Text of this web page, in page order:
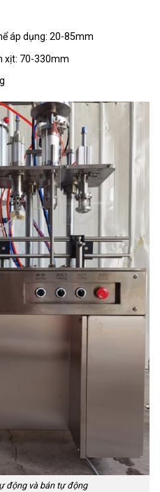
áp dụng:20-85mm
xịt: 70-330mm
động và bán tự động